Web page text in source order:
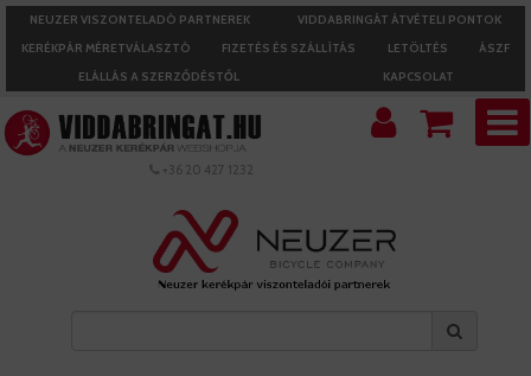
NEUZER VISZONTELADÓ PARTNEREK
VIDDABRINGÁT ÁTVÉTELI PONTOK
KERÉKPÁR MÉRETVÁLASZTÓ
FIZETÉS ÉS SZÁLLÍTÁS LETÖLTÉS
ÁSZF
ELÁLLÁS A SZERZŐDÉSTŐL
KAPCSOLAT
+36 20 427 1232